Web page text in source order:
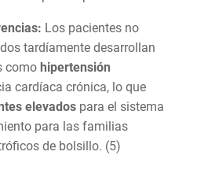
Los pacientes no
tardíamente desarrollan
como hipertensión
cardíaca crónica, lo que
elevados para el sistema
para las familias
de bolsillo. (5)